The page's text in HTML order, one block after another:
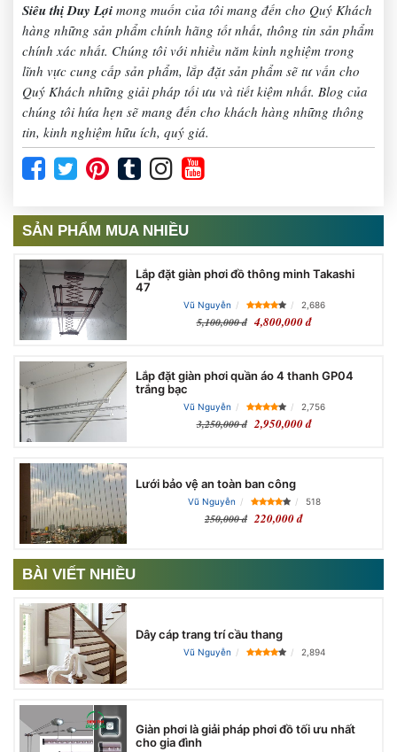
Siêu thị Duy Lợi mong muốn của tôi mang đến cho Quý Khách
hàng những sản phẩm chính hãng tốt nhất, thông tin sản phẩm
chính xác nhất. Chúng tôi với nhiều năm kinh nghiệm trong
lĩnh vực cung cấp sản phẩm, lắp đặt sản phẩm sẽ tư vấn cho
Quý Khách những giải pháp tối ưu và tiết kiệm nhất. Blog của
chúng tôi hứa hẹn sẽ mang đến cho khách hàng những thông
tin, kinh nghiệm hữu ích, quý giá.
SẢN PHẨM MUA NHIỀU
Lắp đặt giàn phơi đồ thông minh Takashi
47
Vũ Nguyễn 2,686
5,100,000 đ 4,800,000 đ
Lắp đặt giàn phơi quần áo 4 thanh GP04
trắng bạc
Vũ Nguyễn 2,756
3,250,000 đ 2,950,000 đ
Lưới bảo vệ an toàn ban công
Vũ Nguyễn 518
250,000 đ 220,000 đ
BÀI VIẾT NHIỀU
Dây cáp trang trí cầu thang
Vũ Nguyễn 2,894
Giàn phơi là giải pháp phơi đồ tối ưu nhất
cho gia đình